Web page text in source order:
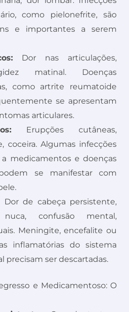
como pielonefrite, são
e importantes a serem
Dor nas articulações,
matinal. Doenças
como artrite reumatoide
se apresentam
articulares.
Erupções cutâneas,
coceira. Algumas infecções
a medicamentos e doenças
se manifestar com
Dor de cabeça persistente,
confusão mental,
Meningite, encefalite ou
inflamatórias do sistema
precisam ser descartadas.
e Medicamentoso: O